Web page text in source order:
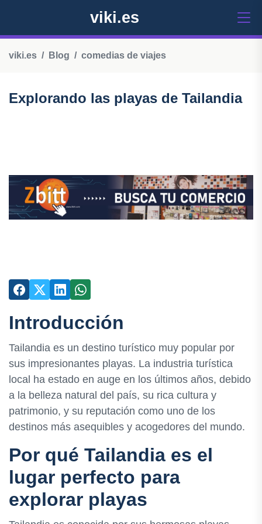
viki.es
viki.es Blog comedias de viajes
Explorando las playas de Tailandia
Introducción
Tailandia es un destino turístico muy popular por
sus impresionantes playas. La industria turística
local ha estado en auge en los últimos años, debido
a la belleza natural del país, su rica cultura y
patrimonio, y su reputación como uno de los
destinos más asequibles y acogedores del mundo.
Por qué Tailandia es el
lugar perfecto para
explorar playas